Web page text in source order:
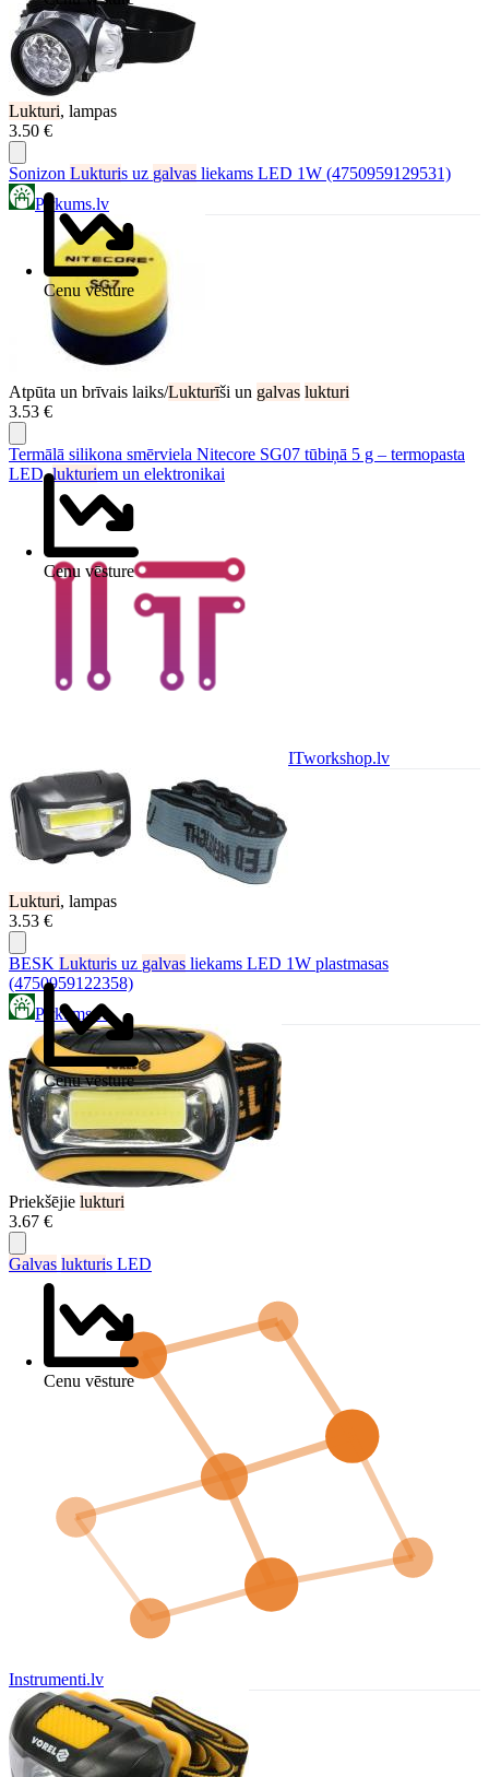
Lukturi, lampas
3.50 €
Cenu vēsture
Sonizon Lukturis uz galvas liekams LED 1W (4750959129531)
Pirkums.lv
Atpūta un brīvais laiks/Lukturīši un galvas lukturi
3.53 €
Cenu vēsture
Termālā silikona smērviela Nitecore SG07 tūbiņā 5 g – termopasta
LED,lukturiem un elektronikai
ITworkshop.lv
Lukturi, lampas
3.53 €
Cenu vēsture
BESK Lukturis uz galvas liekams LED 1W plastmasas
(4750959122358)
Pirkums.lv
Priekšējie lukturi
3.67 €
Cenu vēsture
Galvas lukturis LED
Instrumenti.lv